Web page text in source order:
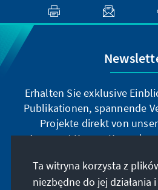
Erhalten Sie exklusive
Publikationen, spannende
Projekte direkt von
Annegret Kramp-
auf dem
Ta witryna korzysta z
niezbędne do jej działania